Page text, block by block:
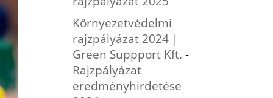
Környezetvédelmi
rajzpályázat 2024 |
Green Suppport Kft. -
Rajzpályázat
eredményhirdetése